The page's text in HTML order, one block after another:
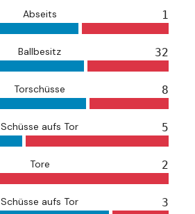
Abseits 1
Ballbesitz 32
Torschüsse 8
Schüsse aufs Tor 5
Tore 2
Schüsse aufs Tor 3